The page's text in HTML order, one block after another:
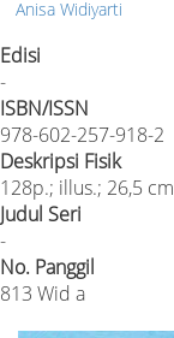
Anisa Widiyarti
Edisi
-
ISBN/ISSN
978-602-257-918-2
Deskripsi Fisik
128p.; illus.; 26,5 cm
Judul Seri
-
No. Panggil
813 Wid a